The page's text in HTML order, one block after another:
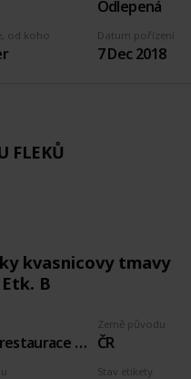
od koho
Odlepená
Datum pořízení
7 Dec 2018
FLEKŮ
kvasnicovy tmavy
B
Pivovar a restaurace U Fleků
Země původu
ČR
Stav etikety